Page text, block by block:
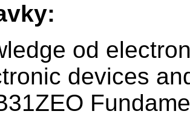
od
devices